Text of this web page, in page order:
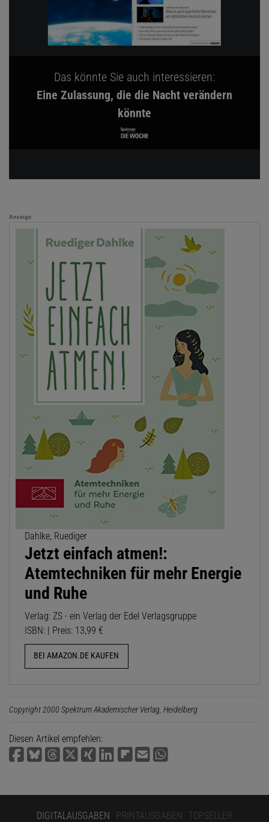
Das könnte Sie auch interessieren:
Eine Zulassung, die die Nacht verändern
könnte
Anzeige
Dahlke, Ruediger
Jetzt einfach atmen!:
Atemtechniken für mehr Energie
und Ruhe
Verlag: ZS - ein Verlag der Edel Verlagsgruppe
ISBN: | Preis: 13,99 €
BEI AMAZON.DE KAUFEN
Copyright 2000 Spektrum Akademischer Verlag, Heidelberg
Diesen Artikel empfehlen:
DIGITALAUSGABEN PRINTAUSGABEN TOPSELLER